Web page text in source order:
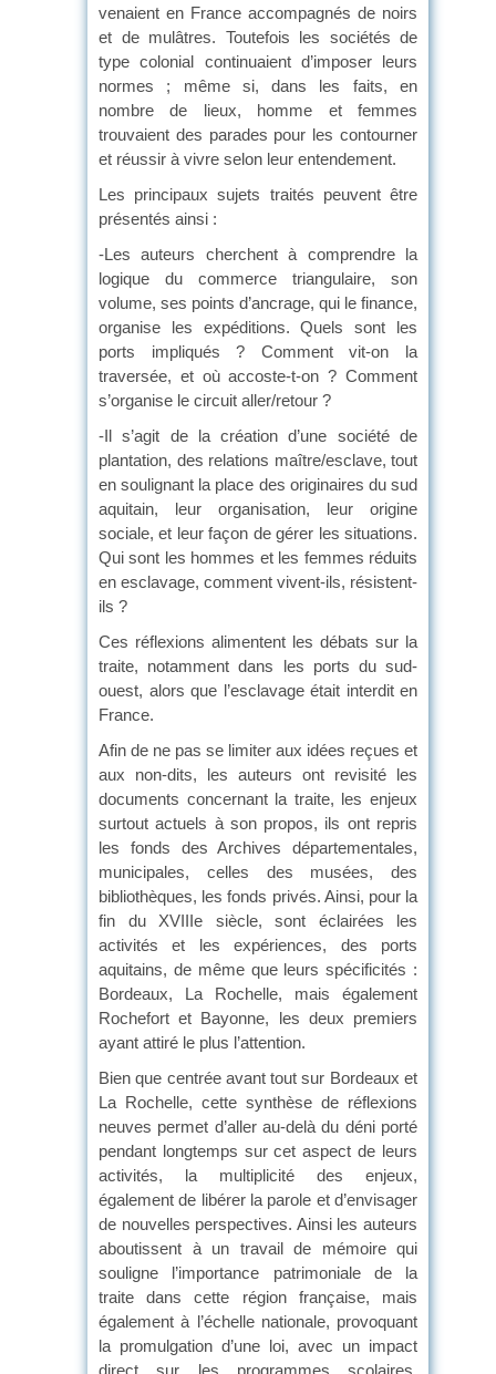
venaient en France accompagnés de noirs
et de mulâtres. Toutefois les sociétés de
type colonial continuaient d’imposer leurs
normes ; même si, dans les faits, en
nombre de lieux, homme et femmes
trouvaient des parades pour les contourner
et réussir à vivre selon leur entendement.
Les principaux sujets traités peuvent être
présentés ainsi :
-Les auteurs cherchent à comprendre la
logique du commerce triangulaire, son
volume, ses points d’ancrage, qui le finance,
organise les expéditions. Quels sont les
ports impliqués ? Comment vit-on la
traversée, et où accoste-t-on ? Comment
s’organise le circuit aller/retour ?
-Il s’agit de la création d’une société de
plantation, des relations maître/esclave, tout
en soulignant la place des originaires du sud
aquitain, leur organisation, leur origine
sociale, et leur façon de gérer les situations.
Qui sont les hommes et les femmes réduits
en esclavage, comment vivent-ils, résistent-
ils ?
Ces réflexions alimentent les débats sur la
traite, notamment dans les ports du sud-
ouest, alors que l’esclavage était interdit en
France.
Afin de ne pas se limiter aux idées reçues et
aux non-dits, les auteurs ont revisité les
documents concernant la traite, les enjeux
surtout actuels à son propos, ils ont repris
les fonds des Archives départementales,
municipales, celles des musées, des
bibliothèques, les fonds privés. Ainsi, pour la
fin du XVIIIe siècle, sont éclairées les
activités et les expériences, des ports
aquitains, de même que leurs spécificités :
Bordeaux, La Rochelle, mais également
Rochefort et Bayonne, les deux premiers
ayant attiré le plus l’attention.
Bien que centrée avant tout sur Bordeaux et
La Rochelle, cette synthèse de réflexions
neuves permet d’aller au-delà du déni porté
pendant longtemps sur cet aspect de leurs
activités, la multiplicité des enjeux,
également de libérer la parole et d’envisager
de nouvelles perspectives. Ainsi les auteurs
aboutissent à un travail de mémoire qui
souligne l’importance patrimoniale de la
traite dans cette région française, mais
également à l’échelle nationale, provoquant
la promulgation d’une loi, avec un impact
direct sur les programmes scolaires,